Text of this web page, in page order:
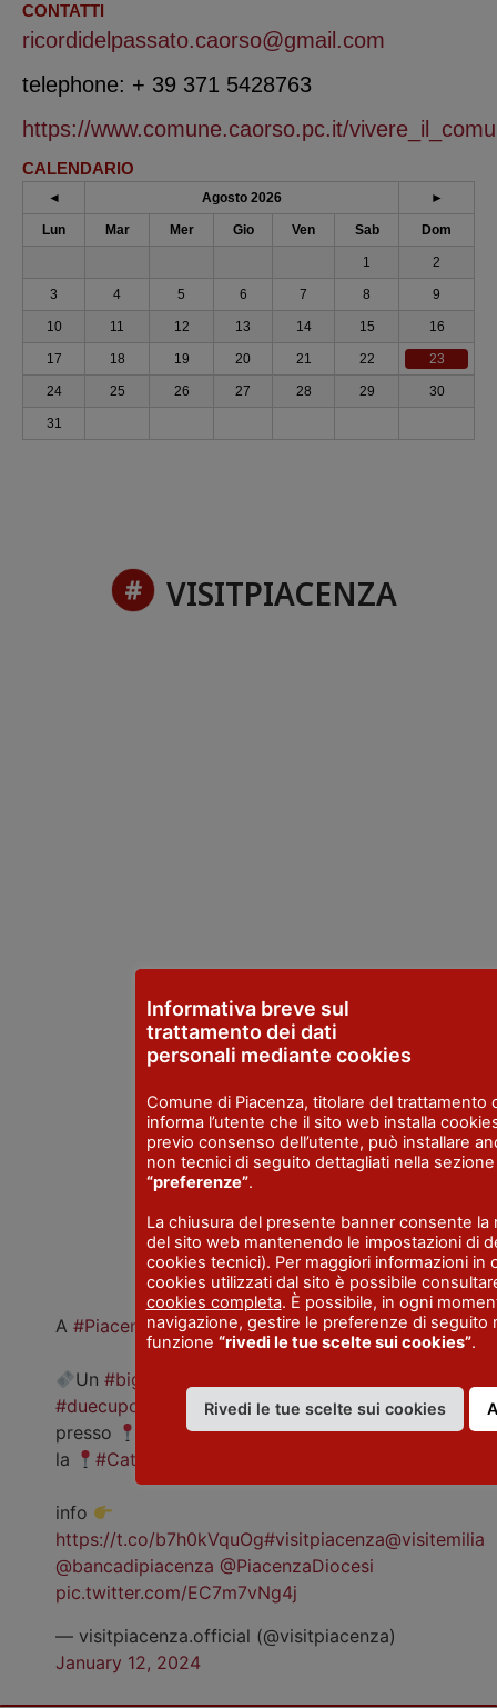
CONTATTI
ricordidelpassato.caorso@gmail.com
telephone: + 39 371 5428763
https://www.comune.caorso.pc.it/
CALENDARIO
◄ Agosto 2026 ►
Lun Mar Mer Gio Ven Sab Dom
1 2
3 4 5 6 7 8 9
10 11 12 13 14 15 16
17 18 19 20 21 22 23
24 25 26 27 28 29 30
31
VISITPIACENZA
A #Piacenzauna straordinaria occasione
Un#bigliettounico
#duecupole
di Pordenone e Guercino
presso
#SantaMariadiCampagnae presso
la
#Cattedrale
info
https://t.co/b7h0kVquOg#visitpiacenza@visitemilia
@bancadipiacenza @PiacenzaDiocesi
pic.twitter.com/EC7m7vNg4j
— visitpiacenza.official (@visitpiacenza)
January 12, 2024
Informativa breve sul
trattamento dei dati
personali mediante cookies
Comune di Piacenza, titolare del trattamento
informa l’utente che il sito web installa
previo consenso dell’utente, può installare
non tecnici di seguito dettagliati nella sezione
“preferenze”.
La chiusura del presente banner consente la
del sito web mantenendo le impostazioni di
cookies tecnici). Per maggiori informazioni in
cookies utilizzati dal sito è possibile
cookies completa. È possibile, in ogni
navigazione, gestire le preferenze di seguito
funzione “rivedi le tue scelte sui cookies”.
Rivedi le tue scelte sui cookies